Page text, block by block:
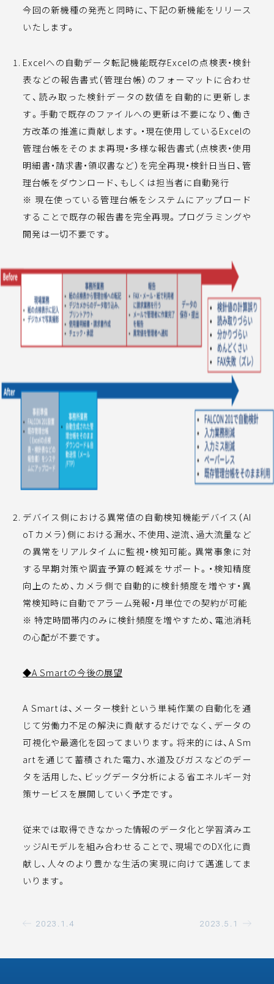
今回の新機種の発売と同時に、下記の新機能をリリース
いたします。
Excelへの自動データ転記機能既存Excelの点検表・検針
表などの報告書式（管理台帳）のフォーマットに合わせ
て、読み取った検針データの数値を自動的に更新しま
す。手動で既存のファイルへの更新は不要になり、働き
方改革の推進に貢献します。・現在使用しているExcelの
管理台帳をそのまま再現・多様な報告書式（点検表・使用
明細書・請求書・領収書など）を完全再現・検針日当日、管
理台帳をダウンロード、もしくは担当者に自動発行
※ 現在使っている管理台帳をシステムにアップロード
することで既存の報告書を完全再現。プログラミングや
開発は一切不要です。
デバイス側における異常値の自動検知機能デバイス（AI
oTカメラ）側における漏水、不使用、逆流、過大流量など
の異常をリアルタイムに監視・検知可能。異常事象に対
する早期対策や調査予算の軽減をサポート。・検知精度
向上のため、カメラ側で⾃動的に検針頻度を増やす・異
常検知時に自動でアラーム発報・月単位での契約が可能
※ 特定時間帯内のみに検針頻度を増やすため、電池消耗
の心配が不要です。
◆A Smartの今後の展望
A Smartは、メーター検針という単純作業の自動化を通
じて労働力不足の解決に貢献するだけでなく、データの
可視化や最適化を図ってまいります。将来的には、A Sm
artを通じて蓄積された電⼒、⽔道及びガスなどのデー
タを活用した、ビッグデータ分析による省エネルギー対
策サービスを展開していく予定です。
従来では取得できなかった情報のデータ化と学習済みエ
ッジAIモデルを組み合わせることで、現場でのDX化に貢
献し、人々のより豊かな生活の実現に向けて邁進してま
いります。
2023.1.4 2023.5.1